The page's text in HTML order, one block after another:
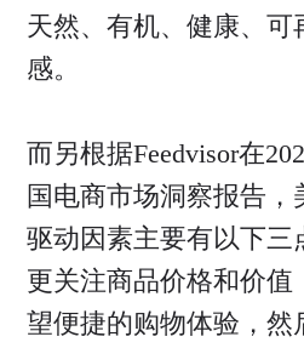
天然、有机、健康、可
感。
而另根据Feedvisor在
国电商市场洞察报告，
驱动因素主要有以下三
更关注商品价格和价值
望便捷的购物体验，然